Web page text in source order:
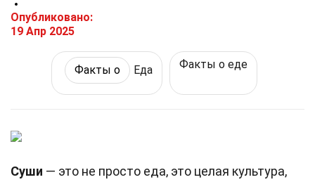
Опубликовано:
19 Апр 2025
Факты о Еда Факты о еде
Суши — это не просто еда, это целая культура,